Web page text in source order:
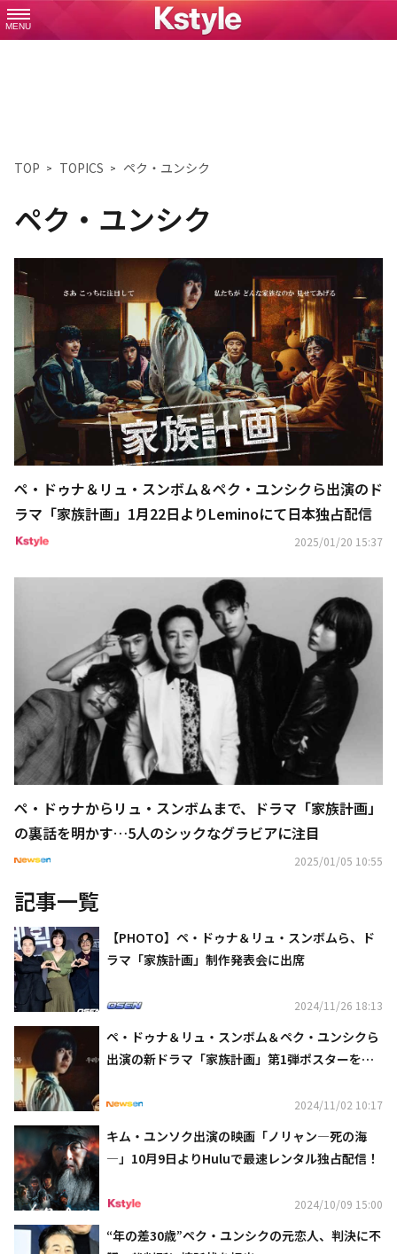
MENU
TOP TOPICS ペク・ユンシク
ペク・ユンシク
ペ・ドゥナ＆リュ・スンボム＆ペク・ユンシクら出演のド
ラマ「家族計画」1月22日よりLeminoにて日本独占配信
2025/01/20 15:37
ペ・ドゥナからリュ・スンボムまで、ドラマ「家族計画」
の裏話を明かす…5人のシックなグラビアに注目
2025/01/05 10:55
記事一覧
【PHOTO】ペ・ドゥナ＆リュ・スンボムら、ド
ラマ「家族計画」制作発表会に出席
2024/11/26 18:13
ペ・ドゥナ＆リュ・スンボム＆ペク・ユンシクら
出演の新ドラマ「家族計画」第1弾ポスターを公
2024/11/02 10:17
キム・ユンソク出演の映画「ノリャン―死の海
―」10月9日よりHuluで最速レンタル独占配信！
2024/10/09 15:00
“年の差30歳”ペク・ユンシクの元恋人、判決に不